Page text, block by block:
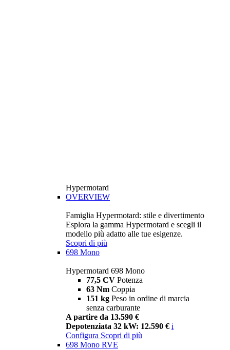
Hypermotard
OVERVIEW
Famiglia Hypermotard: stile e divertimento
Esplora la gamma Hypermotard e scegli il
modello più adatto alle tue esigenze.
Scopri di più
698 Mono
Hypermotard 698 Mono
77,5 CV Potenza
63 Nm Coppia
151 kg Peso in ordine di marcia
senza carburante
A partire da 13.590 €
Depotenziata 32 kW: 12.590 € i
Configura Scopri di più
698 Mono RVE